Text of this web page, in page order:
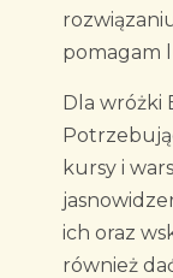
pomagam
Dla wróżki
kursy i
ich oraz
również